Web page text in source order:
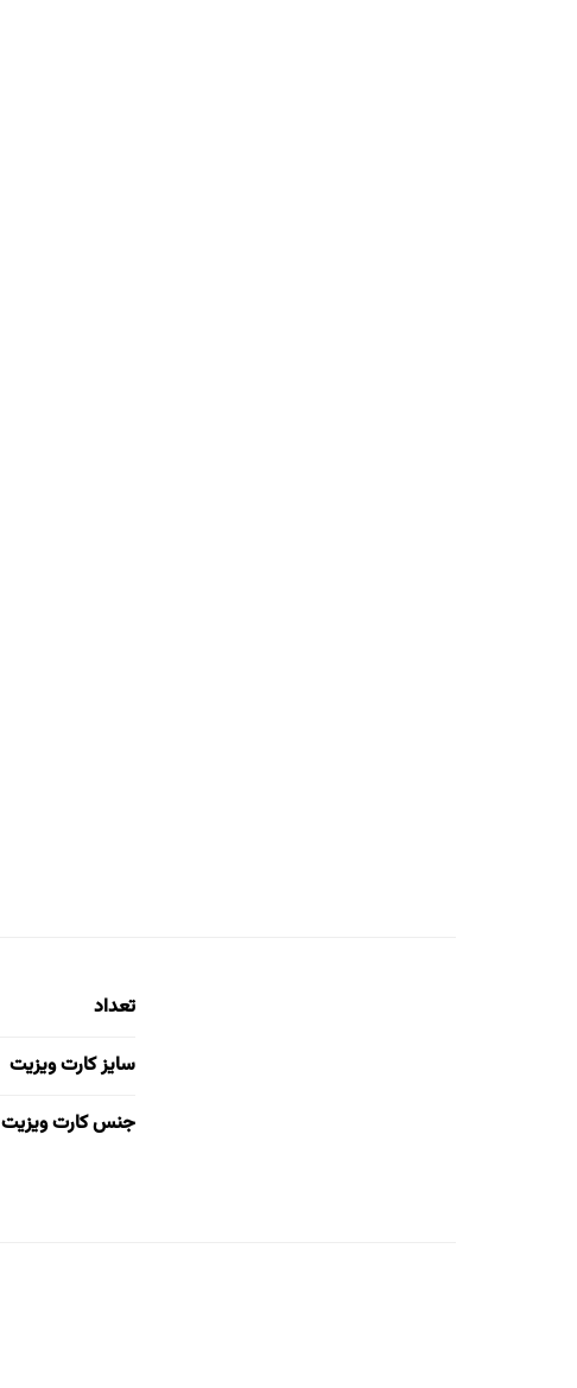
تعداد
سایز کارت ویزیت
جنس کارت ویزیت